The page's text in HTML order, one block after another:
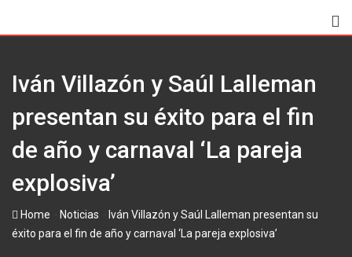
Iván Villazón y Saúl Lalleman
presentan su éxito para el fin
de año y carnaval ‘La pareja
explosiva’
Home Noticias
Iván Villazón y Saúl Lalleman presentan su
éxito para el fin de año y carnaval ‘La pareja explosiva’